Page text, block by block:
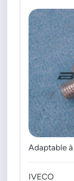
Adaptable à
IVECO